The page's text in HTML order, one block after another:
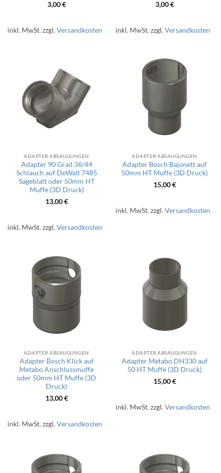
3,00€
inkl. MwSt.zzgl.Versandkosten
3,00€
inkl. MwSt.zzgl.Versandkosten
ADAPTER ABSAUGUNGEN
Adapter 90 Grad 36/44
Schlauch auf DeWalt 7485
Sägeblatt oder 50mm HT
Muffe (3D Druck)
13,00€
inkl. MwSt.zzgl.Versandkosten
ADAPTER ABSAUGUNGEN
Adapter Bosch Bajonett auf
50mm HT Muffe (3D Druck)
15,00€
inkl. MwSt.zzgl.Versandkosten
ADAPTER ABSAUGUNGEN
Adapter Bosch Klick auf
Metabo Anschlussmuffe
oder 50mm HT Muffe (3D
Druck)
13,00€
inkl. MwSt.zzgl.Versandkosten
ADAPTER ABSAUGUNGEN
Adapter Metabo DH330 auf
50 HT Muffe (3D Druck)
15,00€
inkl. MwSt.zzgl.Versandkosten